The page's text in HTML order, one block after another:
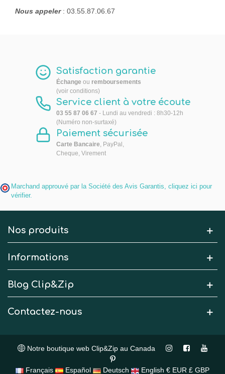
Nous appeler: 03.55.87.06.67
Satisfaction garantie
Échange ou remboursements
(voir conditions)
Service client à votre écoute
03 55 87 06 67 - Lundi au vendredi : 8h30-12h
(Numéro non-surtaxé)
Paiement sécurisée
Carte Bancaire, PayPal,
Cheque, Virement
Marchand approuvé par la Société des Avis Garantis, cliquez ici pour
vérifier.
Nos produits
Informations
Blog Clip&Zip
Contactez-nous
Notre boutique web Clip&Zip au Canada
Français Español Deutsch English € EUR £ GBP